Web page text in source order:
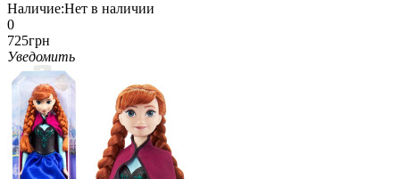
Наличие:Нет в наличии
0
725грн
Уведомить